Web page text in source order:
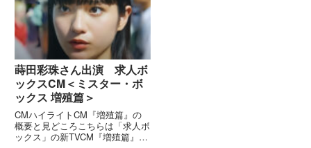
蒔田彩珠さん出演 求人ボ
ックスCM＜ミスター・ボ
ックス 増殖篇＞
CMハイライトCM『増殖篇』の
概要と見どころこちらは「求人ボ
ックス」の新TVCM『増殖篇』の